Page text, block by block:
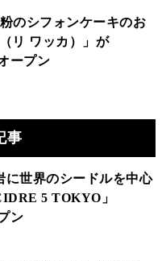
のシフォンケーキのお
リ ワッカ）」が
ープン
事
に世界のシードルを中心
5 TOKYO」
ン